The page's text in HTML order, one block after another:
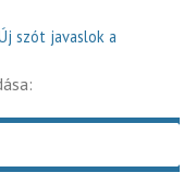
szót javaslok a